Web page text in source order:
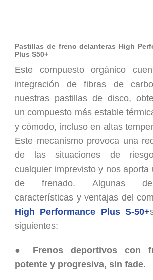
Pastillas de freno delanteras High
Plus S50+
Este compuesto orgánico
integración de fibras de
nuestras pastillas de disco,
un compuesto más estable
y cómodo, incluso en altas
Este mecanismo provoca una
de las situaciones de
cualquier imprevisto y nos aporta
de frenado. Algunas
características y ventajas del
High Performance Plus S-50+
siguientes:
● Frenos deportivos con
potente y progresiva, sin fade.